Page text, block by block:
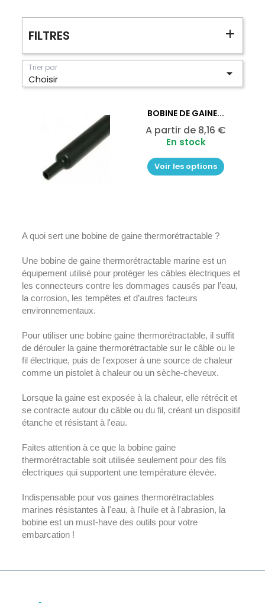
FILTRES
Trier par
Choisir 
BOBINE DE GAINE...
A partir de Prix
8,16 €
En stock
Voir les options
A quoi sert une bobine de gaine thermorétractable ?
Une bobine de gaine thermorétractable marine est un
équipement utilisé pour protéger les câbles électriques et
les connecteurs contre les dommages causés par l’eau,
la corrosion, les tempêtes et d’autres facteurs
environnementaux.
Pour utiliser une bobine gaine thermorétractable, il suffit
de dérouler la gaine thermorétractable sur le câble ou le
fil électrique, puis de l'exposer à une source de chaleur
comme un pistolet à chaleur ou un sèche-cheveux.
Lorsque la gaine est exposée à la chaleur, elle rétrécit et
se contracte autour du câble ou du fil, créant un dispositif
étanche et résistant à l'eau.
Faites attention à ce que la bobine gaine
thermorétractable soit utilisée seulement pour des fils
électriques qui supportent une température élevée.
Indispensable pour vos gaines thermorétractables
marines résistantes à l'eau, à l'huile et à l'abrasion, la
bobine est un must-have des outils pour votre
embarcation !